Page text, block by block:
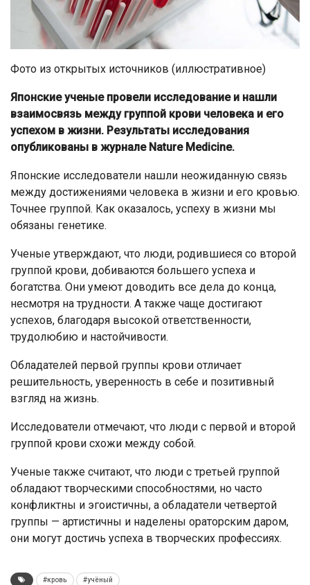
Фото из открытых источников (иллюстративное)
Японские ученые провели исследование и нашли
взаимосвязь между группой крови человека и его
успехом в жизни. Результаты исследования
опубликованы в журнале Nature Medicine.
Японские исследователи нашли неожиданную связь
между достижениями человека в жизни и его кровью.
Точнее группой. Как оказалось, успеху в жизни мы
обязаны генетике.
Ученые утверждают, что люди, родившиеся со второй
группой крови, добиваются большего успеха и
богатства. Они умеют доводить все дела до конца,
несмотря на трудности. А также чаще достигают
успехов, благодаря высокой ответственности,
трудолюбию и настойчивости.
Обладателей первой группы крови отличает
решительность, уверенность в себе и позитивный
взгляд на жизнь.
Исследователи отмечают, что люди с первой и второй
группой крови схожи между собой.
Ученые также считают, что люди с третьей группой
обладают творческими способностями, но часто
конфликтны и эгоистичны, а обладатели четвертой
группы — артистичны и наделены ораторским даром,
они могут достичь успеха в творческих профессиях.
#кровь #учёный